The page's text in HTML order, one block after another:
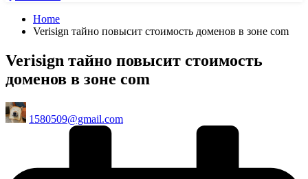
Home
Verisign тайно повысит стоимость доменов в зоне com
Verisign тайно повысит стоимость
доменов в зоне com
Posted
by
1580509@gmail.com